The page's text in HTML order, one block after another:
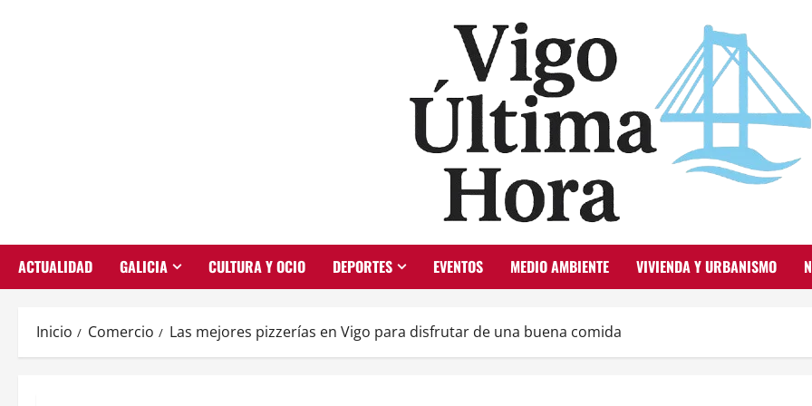
ACTUALIDAD GALICIA CULTURA Y OCIO DEPORTES EVENTOS MEDIO AMBIENTE VIVIENDA Y URBANISMO
Inicio Comercio Las mejores pizzerías en Vigo para disfrutar de una buena comida